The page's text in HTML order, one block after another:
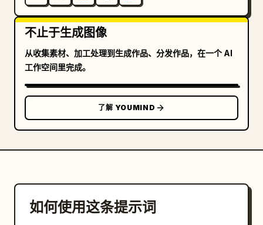
不止于生成图像
从收集素材、加工处理到生成作品、分发作品，在一个 AI
工作空间里完成。
了解 YOUMIND
如何使用这条提示词